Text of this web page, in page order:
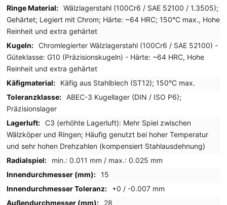
Wälzlagerstahl (100Cr6 / SAE 52100 / 1.3505);
Gehärtet; Legiert mit Chrom; Härte: ~64 HRC; 150°C max., Hohe
Reinheit und extra gehärtet
Chromlegierter Wälzlagerstahl (100Cr6 / SAE 52100) -
Güteklasse: G10 (Präzisionskugeln) - Härte: ~64 HRC, Hohe
Reinheit und extra gehärtet
Käfig aus Stahlblech (ST12); 150°C max.
ABEC-3 Kugellager (DIN / ISO P6);
Präzisionslager
C3 (erhöhte Lagerluft): Mehr Spiel zwischen
Wälzköper und Ringen; Häufig genutzt bei hoher Temperatur
und sehr hohen Drehzahlen (kompensiert Stahlausdehnung)
min.: 0.011 mm / max.: 0.025 mm
15
+0 / -0.007 mm
28